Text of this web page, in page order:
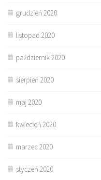
grudzień 2020
listopad 2020
październik 2020
sierpień 2020
maj 2020
kwiecień 2020
marzec 2020
styczeń 2020